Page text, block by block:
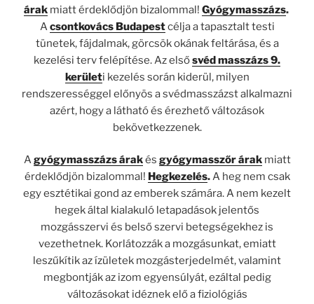
árakmiatt érdeklődjön bizalommal! Gyógymasszázs.
A csontkovács Budapestcélja a tapasztalt testi
tünetek, fájdalmak, görcsök okának feltárása, és a
kezelési terv felépítése. Az elsősvéd masszázs 9.
kerületi kezelés során kiderül, milyen
rendszerességgel előnyös a svédmasszázst alkalmazni
azért, hogy a látható és érezhető változások
bekövetkezzenek.
Agyógymasszázs árakés gyógymasszőr árakmiatt
érdeklődjön bizalommal! Hegkezelés.A heg nem csak
egy esztétikai gond az emberek számára. A nem kezelt
hegek által kialakuló letapadások jelentős
mozgásszervi és belső szervi betegségekhez is
vezethetnek. Korlátozzák a mozgásunkat, emiatt
leszűkítik az ízületek mozgásterjedelmét, valamint
megbontják az izom egyensúlyát, ezáltal pedig
változásokat idéznek elő a fiziológiás